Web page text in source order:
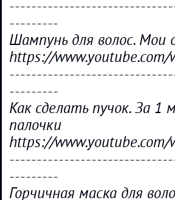
---------
Шампунь для волос. Мои
https://www.youtube.com/
---------
Как сделать пучок. За
палочки
https://www.youtube.com/
---------
Горчичная маска для